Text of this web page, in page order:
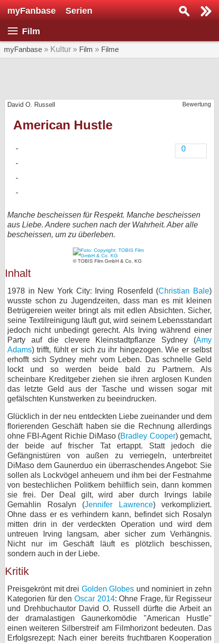
myFanbase Serien
Film
myFanbase » Kultur » Film » Filme
Bewertung
David O. Russell
American Hustle
0
Manche bescheissen für Respekt. Manche bescheissen
aus Liebe. Andere suchen nach der Wahrheit. Aber alle
bescheissen, um zu überleben.
© TOBIS Film GmbH & Co. KG
Inhalt
1978 in New York City: Irving Rosenfeld (Christian Bale)
wusste schon zu Jugendzeiten, dass man es mit kleinen
Betrügereien weiter bringt als mit edlen Absichten. Sicher,
seine Textilreinigung läuft gut, wird seinem Lebensstandart
jedoch nicht unbedingt gerecht. Als Irving während einer
Party auf die clevere Kleinstadtpflanze Sydney (Amy
Adams) trifft, fühlt er sich zu ihr hingezogen. Wie er selbst
erhofft sich Sydney mehr vom Leben. Das schnelle Geld
lockt und so werden beide bald zu Partnern. Als
scheinbare Kreditgeber ziehen sie ihren arglosen Kunden
das letzte Geld aus der Tasche und wissen sogar mit
gefälschten Kunstwerken zu beeindrucken.
Glücklich in der neu entdeckten Liebe zueinander und dem
florierenden Geschäft haben sie die Rechnung allerdings
ohne FBI-Agent Richie DiMaso (Bradley Cooper) gemacht,
der beide auf frischer Tat ertappt. Statt jedoch die
Gefängnistüren von außen zu verriegeln, unterbreitet
DiMaso dem Gaunerduo ein überraschendes Angebot: Sie
sollen als Lockvögel anheuern und ihm bei der Festnahme
von bestechlichen Politkern behilflich sein, dann kommen
sie frei. Der Deal gilt, wird aber durch Irvings labile
Gemahlin Rosalyn (Jennifer Lawrence) verkompliziert.
Ohne dass er es verhindern kann, befindet sich Rosalyn
mitten drin in der verdeckten Operation und wird dem
untreuen Irving langsam, aber sicher zum Verhängnis.
Nicht nur im Geschäft läuft es plötzlich beschissen,
sondern auch in der Liebe.
Kritik
Preisgekrönt mit drei Golden Globes und nominiert in zehn
Kategorien für den Oscar 2014: Ohne Frage, für Regisseur
und Drehbuchautor David O. Russell dürfte die Arbeit an
der dramalastigen Gaunerkomödie "American Hustle"
einen weiteren Silberstreif am Filmhorizont bedeuten. Das
Erfolgsrezept: Nach einer bereits fruchtbaren Kooperation
Serie suchen...
SERIEN
Veranstaltungen
Forum
bei X
bei Facebook
Kontakt
Nutzungsbedingungen
Datenschutz
Cookie-Einstellungen
Impressum
Desktop-Ansicht
myFanbase